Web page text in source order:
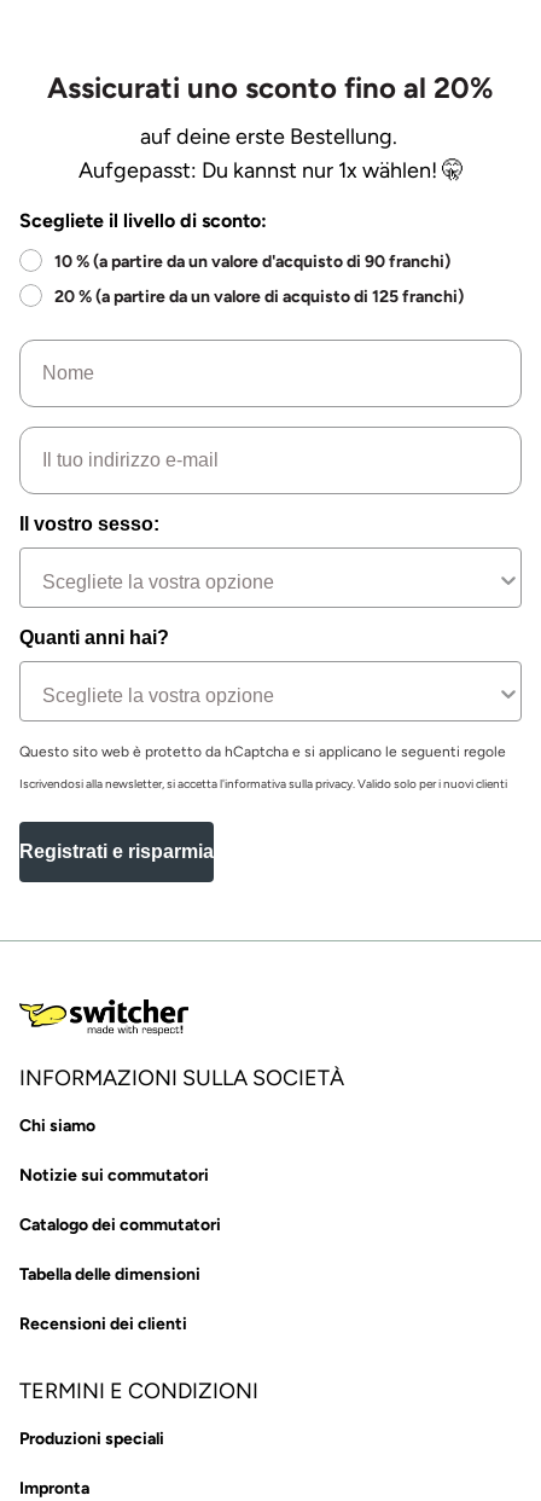
Assicurati uno sconto fino al 20%
auf deine erste Bestellung.
Aufgepasst: Du kannst nur 1x wählen! 🤫
Scegliete il livello di sconto:
10 % (a partire da un valore d'acquisto di 90 franchi)
20 % (a partire da un valore di acquisto di 125 franchi)
Nome
e-mail
Il vostro sesso:
Quanti anni hai?
Questo sito web è protetto da hCaptcha e si applicano le seguenti regole
Iscrivendosi alla newsletter, si accetta l'informativa sulla privacy. Valido solo per i nuovi clienti
Registrati e risparmia
INFORMAZIONI SULLA SOCIETÀ
Chi siamo
Notizie sui commutatori
Catalogo dei commutatori
Tabella delle dimensioni
Recensioni dei clienti
TERMINI E CONDIZIONI
Produzioni speciali
Impronta